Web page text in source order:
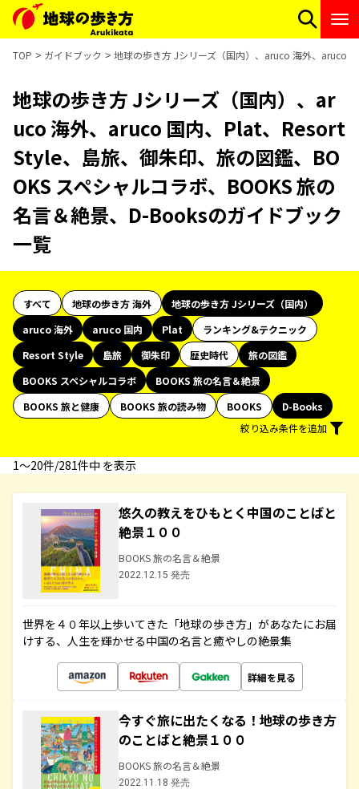
TOP ガイドブック 地球の歩き方 Jシリーズ（国内）、aruco 海外、aruco
地球の歩き方 Jシリーズ（国内）、ar
uco 海外、aruco 国内、Plat、Resort
Style、島旅、御朱印、旅の図鑑、BO
OKS スペシャルコラボ、BOOKS 旅の
名言＆絶景、D-Booksのガイドブック
一覧
すべて 地球の歩き方 海外
地球の歩き方 Jシリーズ（国内）
aruco 海外
aruco 国内 Plat
ランキング&テクニック
Resort Style
島旅 御朱印 歴史時代
旅の図鑑
BOOKS スペシャルコラボ
BOOKS 旅の名言＆絶景
BOOKS 旅と健康
BOOKS 旅の読み物 BOOKS
D-Books
絞り込み条件を追加
1〜20件/281件中 を表示
悠久の教えをひもとく中国のことばと
絶景１００
BOOKS 旅の名言＆絶景
2022.12.15 発売
世界を４０年以上歩いてきた「地球の歩き方」があなたにお届
けする、人生を輝かせる中国の名言と癒やしの絶景集
詳細を見る
今すぐ旅に出たくなる！地球の歩き方
のことばと絶景１００
BOOKS 旅の名言＆絶景
2022.11.18 発売